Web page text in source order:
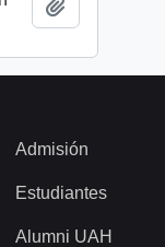
Admisión
Estudiantes
Alumni UAH